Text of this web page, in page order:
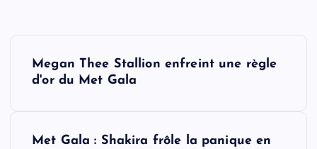
Megan Thee Stallion enfreint une règle
d'or du Met Gala
Met Gala : Shakira frôle la panique en